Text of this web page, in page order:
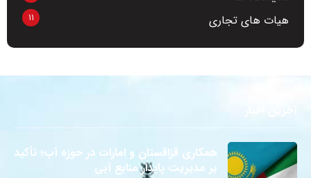
هیات های تجاری 11
همکاری قزاقستان و امارات در حوزه آب؛ تأکید
بر مدیریت پایدار منابع آبی